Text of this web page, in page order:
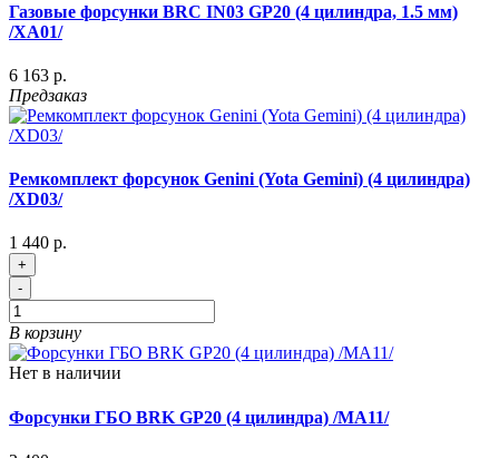
Газовые форсунки BRC IN03 GP20 (4 цилиндра, 1.5 мм)
/XA01/
6 163 р.
Предзаказ
Ремкомплект форсунок Genini (Yota Gemini) (4 цилиндра)
/XD03/
1 440 р.
+
-
В корзину
Нет в наличии
Форсунки ГБО BRK GP20 (4 цилиндра) /MA11/